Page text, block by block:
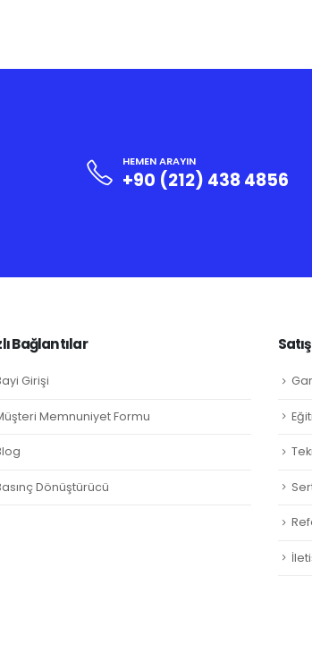
HEMEN ARAYIN
+90 (212) 438 4856
Bağlantılar
Girişi
Memnuniyet Formu
Dönüştürücü